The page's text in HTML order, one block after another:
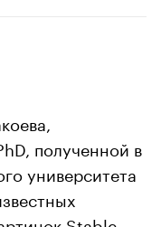
полученной в
университета